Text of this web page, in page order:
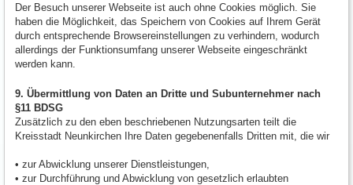
Der Besuch unserer Webseite ist auch ohne Cookies möglich. Sie
haben die Möglichkeit, das Speichern von Cookies auf Ihrem Gerät
durch entsprechende Browsereinstellungen zu verhindern, wodurch
allerdings der Funktionsumfang unserer Webseite eingeschränkt
werden kann.
9. Übermittlung von Daten an Dritte und Subunternehmer nach
§11 BDSG
Zusätzlich zu den eben beschriebenen Nutzungsarten teilt die
Kreisstadt Neunkirchen Ihre Daten gegebenenfalls Dritten mit, die wir
• zur Abwicklung unserer Dienstleistungen,
• zur Durchführung und Abwicklung von gesetzlich erlaubten